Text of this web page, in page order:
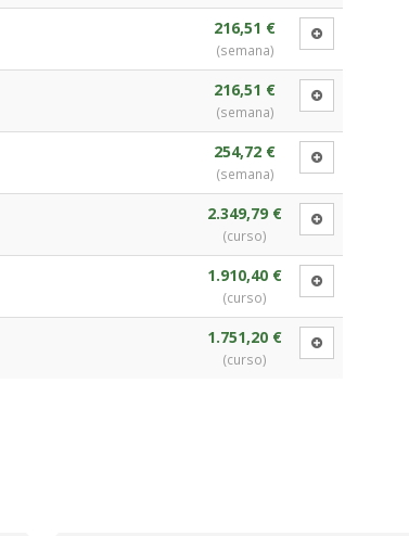
216,51 €
(semana)
216,51 €
(semana)
254,72 €
(semana)
2.349,79 €
(curso)
1.910,40 €
(curso)
1.751,20 €
(curso)